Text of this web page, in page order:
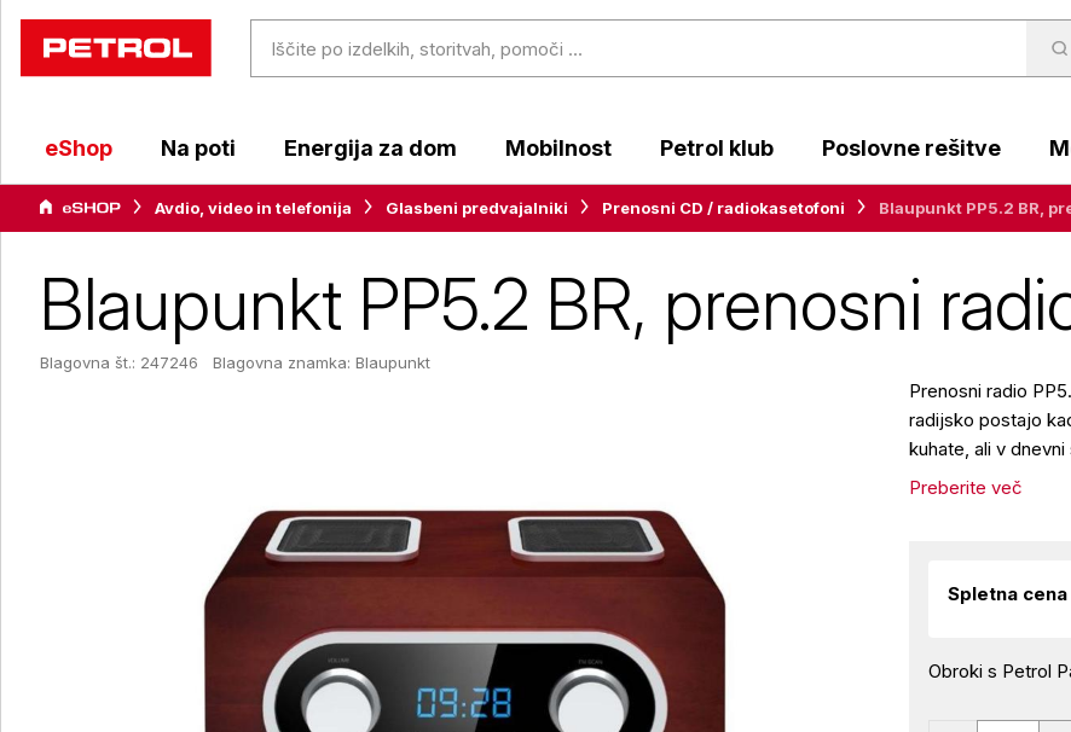
eShop Na poti Energija za dom Mobilnost Petrol klub Poslovne rešitve
Avdio, video in telefonija Glasbeni predvajalniki Prenosni CD / radiokasetofoni Blaupunkt PP5.2 BR,
Blaupunkt PP5.2 BR, prenosni
Blagovna št.: 247246 Blagovna znamka: Blaupunkt
Prenosni radio
radijsko postajo
kuhate, ali v
Preberite več
Spletna cena
Obroki s Petrol